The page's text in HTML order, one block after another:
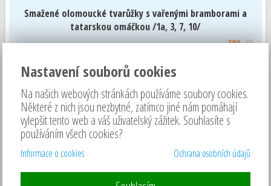
Smažené olomoucké tvarůžky s vařenými bramborami a
tatarskou omáčkou /1a, 3, 7, 10/
189Kč
Hotová jídla
150 g
Pikantní vepřový guláš s houskovým knedlíkem /1a, 3, 7/
Uzené maso s křenovou omáčkou a houskovým knedlíkem
Nastavení souborů cookies
Na našich webových stránkách používáme soubory cookies.
Některé z nich jsou nezbytné, zatímco jiné nám pomáhají
vylepšit tento web a váš uživatelský zážitek. Souhlasíte s
používáním všech cookies?
Informace o cookies Ochrana osobních údajů